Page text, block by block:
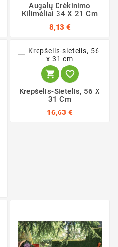
Augalų Drėkinimo
Kilimėliai 34 X 21 Cm
8,13 €
 
Krepšelis-Sietelis, 56 X
31 Cm
16,63 €